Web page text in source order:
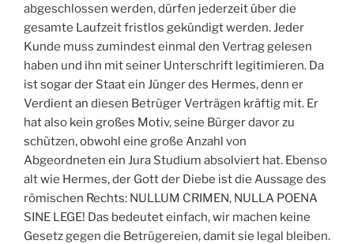
abgeschlossen werden, dürfen jederzeit über die
gesamte Laufzeit fristlos gekündigt werden. Jeder
Kunde muss zumindest einmal den Vertrag gelesen
haben und ihn mit seiner Unterschrift legitimieren. Da
ist sogar der Staat ein Jünger des Hermes, denn er
Verdient an diesen Betrüger Verträgen kräftig mit. Er
hat also kein großes Motiv, seine Bürger davor zu
schützen, obwohl eine große Anzahl von
Abgeordneten ein Jura Studium absolviert hat. Ebenso
alt wie Hermes, der Gott der Diebe ist die Aussage des
römischen Rechts: NULLUM CRIMEN, NULLA POENA
SINE LEGE! Das bedeutet einfach, wir machen keine
Gesetz gegen die Betrügereien, damit sie legal bleiben.